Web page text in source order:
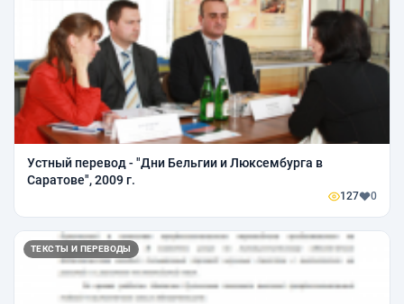
Устный перевод - "Дни Бельгии и Люксембурга в
Саратове", 2009 г.
127 0
ТЕКСТЫ И ПЕРЕВОДЫ